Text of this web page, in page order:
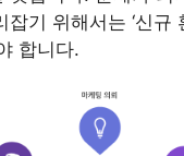
잡기 위해서는 ‘신규
합니다.